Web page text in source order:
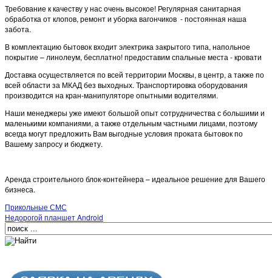
Требование к качеству у нас очень высокое! Регулярная санитарная
обработка от клопов, ремонт и уборка вагончиков - постоянная наша
забота.
В комплектацию бытовок входит электрика закрытого типа, напольное
покрытие – линолеум, бесплатно! предоставим спальные места - кровати
Доставка осуществляется по всей территории Москвы, в центр, а также по
всей области за МКАД без выходных. Транспортировка оборудования
производится на кран-манипуляторе опытными водителями.
Наши менеджеры уже имеют большой опыт сотрудничества с большими и
маленькими компаниями, а также отдельным частными лицами, поэтому
всегда могут предложить Вам выгодные условия проката бытовок по
Вашему запросу и бюджету.
Аренда строительного блок-контейнера – идеальное решение для Вашего
бизнеса.
Прикольные СМС
Недорогой планшет Android